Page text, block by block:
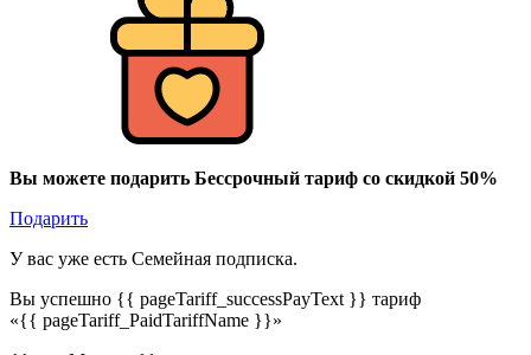
Вы можете подарить Бессрочный тариф со скидкой 50%
Подарить
У вас уже есть Семейная подписка.
Вы успешно {{ pageTariff_successPayText }} тариф
«{{ pageTariff_PaidTariffName }}»